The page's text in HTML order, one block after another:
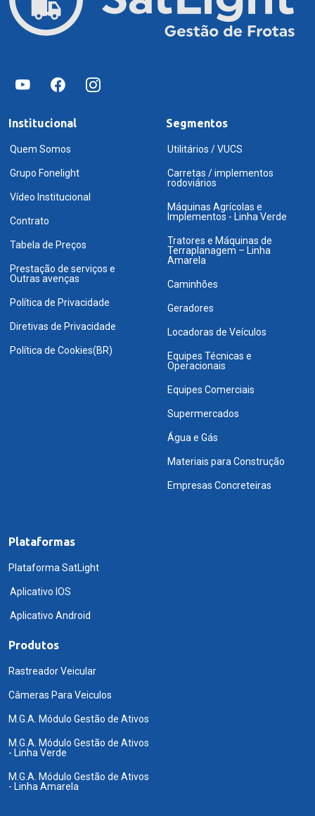
Institucional
Quem Somos
Grupo Fonelight
Vídeo Institucional
Contrato
Tabela de Preços
Prestação de serviços e
Outras avenças
Política de Privacidade
Diretivas de Privacidade
Política de Cookies(BR)
Segmentos
Utilitários / VUCS
Carretas / implementos
rodoviários
Máquinas Agrícolas e
Implementos - Linha Verde
Tratores e Máquinas de
Terraplanagem – Linha
Amarela
Caminhões
Geradores
Locadoras de Veículos
Equipes Técnicas e
Operacionais
Equipes Comerciais
Supermercados
Água e Gás
Materiais para Construção
Empresas Concreteiras
Plataformas
Plataforma SatLight
Aplicativo IOS
Aplicativo Android
Produtos
Rastreador Veicular
Câmeras Para Veiculos
M.G.A. Módulo Gestão de Ativos
M.G.A. Módulo Gestão de Ativos
- Linha Verde
M.G.A. Módulo Gestão de Ativos
- Linha Amarela